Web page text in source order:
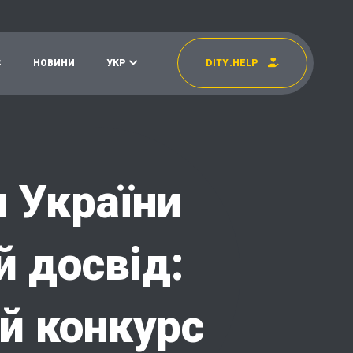
D TY. H E L P
Н О В И Н И У К Р
України
досвід:
конкурс